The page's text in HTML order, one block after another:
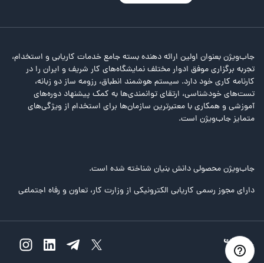
جاب‌ویژن بعنوان اولین ارائه دهنده بسته جامع خدمات کاریابی و استخدام،
تجربه برگزاری موفق ادوار مختلف نمایشگاه‌های کار شریف و ایران را در
کارنامه کاری خود دارد. سیستم هوشمند انطباق، رزومه ساز دو زبانه،
تست‌های خودشناسی، ارتقای توانمندی‌ها به کمک پیشنهاد دوره‌های
آموزشی و همکاری با معتبرترین سازمان‌ها برای استخدام از ویژگی‌های
متمایز جاب‌ویژن است.
جاب‌ویژن محصولی دانش بنیان شناخته شده است.
دارای مجوز رسمی کاریابی الکترونیکی از وزارت کار، تعاون و رفاه اجتماعی